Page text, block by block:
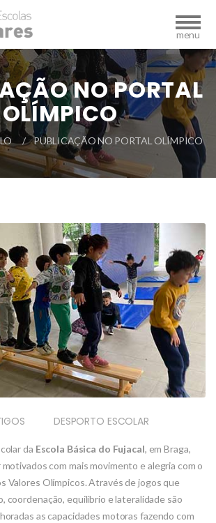
NO PORTAL
OLÍMPICO
PUBLICAÇÃO NO PORTAL OLÍMPICO
DESPORTO ESCOLAR
da Escola Básica do Fujacal, em Braga,
com mais movimento e alegria com o
Valores Olímpicos. Através de jogos que
coordenação, equilíbrio e lateralidade são
as capacidades motoras fazendo com